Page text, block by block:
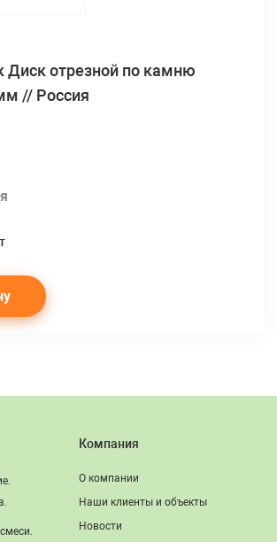
Диск отрезной по камню
// Россия
Компания
О компании
Наши клиенты и объекты
Новости